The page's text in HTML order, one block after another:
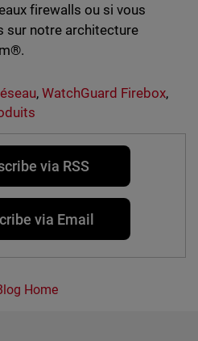
firewalls ou si vous
sur notre architecture
,WatchGuard Firebox,
via RSS
via Email
Home